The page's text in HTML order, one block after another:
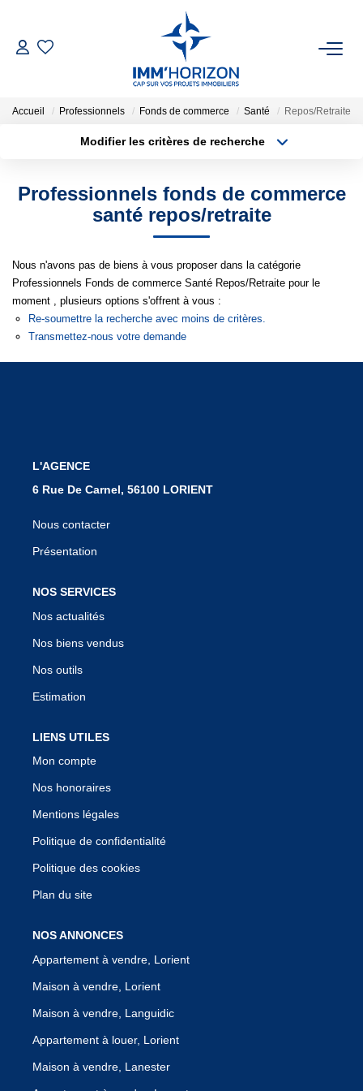
ACHETER
FAIRE GÉRER
BIENS VENDUS
NOTRE AGENCE
CONTACT
Accueil Professionnels Fonds de commerce Santé Repos/Retraite
Modifier les critères de recherche
Type de bien
Surface min
Créer une alerte
Professionnels fonds de commerce
santé repos/retraite
Nous n'avons pas de biens à vous proposer dans la catégorie
Professionnels Fonds de commerce Santé Repos/Retraite pour le
moment , plusieurs options s'offrent à vous :
Re-soumettre la recherche avec moins de critères.
Transmettez-nous votre demande
L'AGENCE
6 Rue De Carnel, 56100 LORIENT
Nous contacter
Présentation
NOS SERVICES
Nos actualités
Nos biens vendus
Nos outils
Estimation
LIENS UTILES
Mon compte
Nos honoraires
Mentions légales
Politique de confidentialité
Politique des cookies
Plan du site
NOS ANNONCES
Appartement à vendre, Lorient
Maison à vendre, Lorient
Maison à vendre, Languidic
Appartement à louer, Lorient
Maison à vendre, Lanester